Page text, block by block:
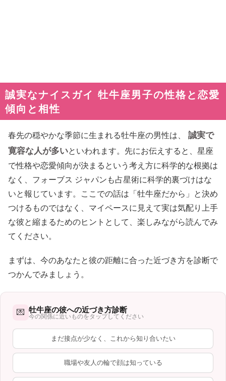
誠実なナイスガイ 牡牛座男子の性格と恋愛
傾向と相性
春先の穏やかな季節に生まれる牡牛座の男性は、
誠実で
寛容な人が多いといわれます。先にお伝えすると、星座
で性格や恋愛傾向が決まるという考え方に科学的な根拠は
なく、フォーブス ジャパンも占星術に科学的裏づけはな
いと報じています。ここでの話は「牡牛座だから」と決め
つけるものではなく、マイペースに見えて実は気配り上手
な彼と縮まるためのヒントとして、楽しみながら読んでみ
てください。
まずは、今のあなたと彼の距離に合った近づき方を診断で
つかんでみましょう。
💌 牡牛座の彼への近づき方診断
今の関係に近いものをタップしてください
まだ接点が少なく、これから知り合いたい
職場や友人の輪で顔は知っている